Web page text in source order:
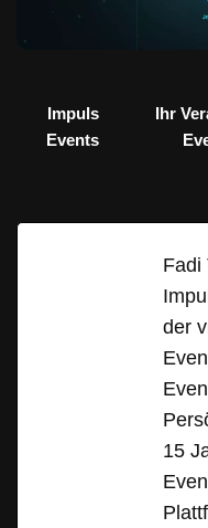
Impuls
Events
Ihr
Fadi
der
15